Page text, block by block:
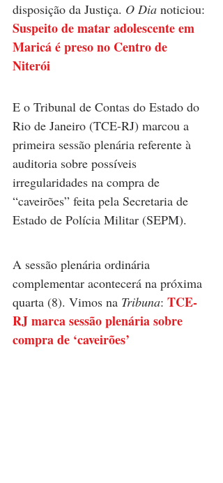
disposição da Justiça. O Dia noticiou:
Suspeito de matar adolescente em
Maricá é preso no Centro de
Niterói
E o Tribunal de Contas do Estado do
Rio de Janeiro (TCE-RJ) marcou a
primeira sessão plenária referente à
auditoria sobre possíveis
irregularidades na compra de
“caveirões” feita pela Secretaria de
Estado de Polícia Militar (SEPM).
A sessão plenária ordinária
complementar acontecerá na próxima
quarta (8). Vimos na Tribuna: TCE-
RJ marca sessão plenária sobre
compra de ‘caveirões’